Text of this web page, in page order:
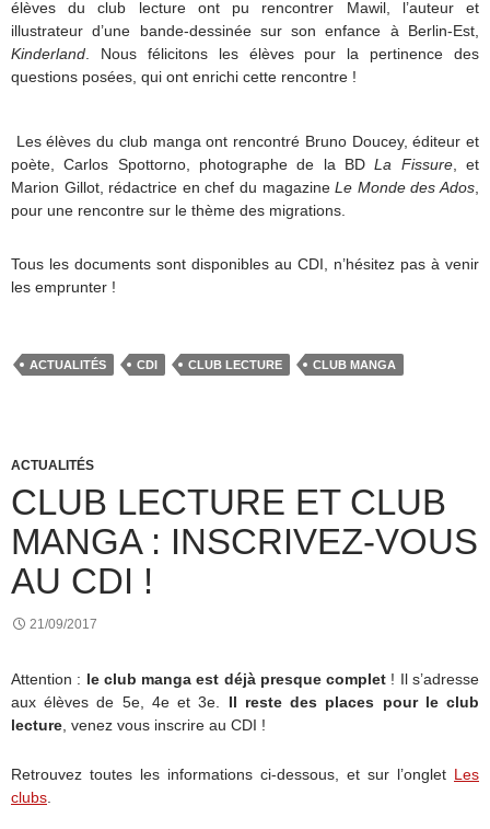
élèves du club lecture ont pu rencontrer Mawil, l’auteur et
illustrateur d’une bande-dessinée sur son enfance à Berlin-Est,
Kinderland . Nous félicitons les élèves pour la pertinence des
questions posées, qui ont enrichi cette rencontre !
Les élèves du club manga ont rencontré Bruno Doucey, éditeur et
poète, Carlos Spottorno, photographe de la BDLa Fissure, et
Marion Gillot, rédactrice en chef du magazineLe Monde des Ados
pour une rencontre sur le thème des migrations.
Tous les documents sont disponibles au CDI, n’hésitez pas à venir
les emprunter !
ACTUALITÉS CDI CLUB LECTURE CLUB MANGA
ACTUALITÉS
CLUB LECTURE ET CLUB
MANGA : INSCRIVEZ-VOUS
AU CDI !
21/09/2017
Attention : le club manga est déjà presque complet ! Il s’adresse
aux élèves de 5e, 4e et 3e.
Il reste des places pour le club
lecture , venez vous inscrire au CDI !
Retrouvez toutes les informations ci-dessous, et sur l’onglet Les
clubs